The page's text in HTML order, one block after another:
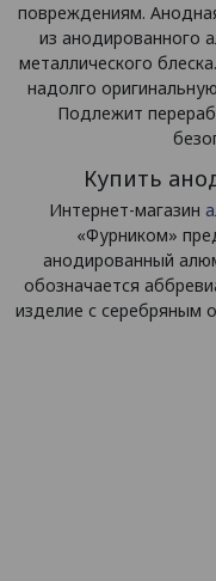
повреждениям.
из анодированного
металлического
надолго
Подлежит
Купить
Интернет-магазин
«Фурником»
анодированный
обозначается
изделие с серебряным